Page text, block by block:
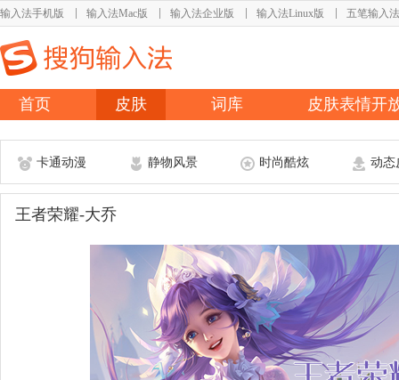
输入法手机版 输入法Mac版 输入法企业版 输入法Linux版 五笔输入法
首页 皮肤 词库 皮肤表情开
卡通动漫 静物风景 时尚酷炫 动态
王者荣耀-大乔